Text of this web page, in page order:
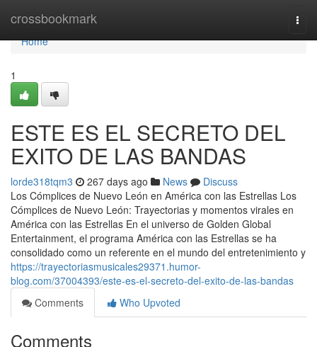
crossbookmark
Home
Home
1
ESTE ES EL SECRETO DEL
EXITO DE LAS BANDAS
lorde318tqm3 267 days ago News
Discuss
Los Cómplices de Nuevo León en América con las Estrellas Los
Cómplices de Nuevo León: Trayectorias y momentos virales en
América con las Estrellas En el universo de Golden Global
Entertainment, el programa América con las Estrellas se ha
consolidado como un referente en el mundo del entretenimiento y
https://trayectoriasmusicales29371.humor-
blog.com/37004393/este-es-el-secreto-del-exito-de-las-bandas
Comments
Who Upvoted
Comments